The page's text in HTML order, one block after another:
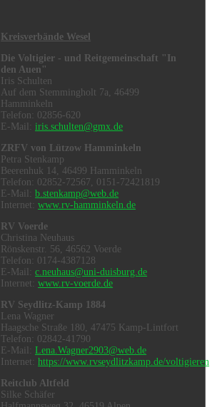
Kreisverbände Wesel
Die Voltigier - und Reitgemeinschaft "In
den Auen"
Iris Schulten
Auf dem Stemmingholt 7a, 46499
Hamminkeln
Telefon: 02856-620
E-Mail:iris.schulten@gmx.de
ZRFV von Lützow Hamminkeln
Petra Stenkamp
Beerenhuk 14, 46499 Hamminkeln
Telefon: 02852-72567, 0151-72421819
E-Mail:b.stenkamp@web.de
Internet:www.rv-hamminkeln.de
RV Voerde
Christina Neuhaus
Rönskenstr. 56, 46562 Voerde
Telefon: 0174-4387128
E-Mail:c.neuhaus@uni-duisburg.de
Internet:www.rv-voerde.de
RV Seydlitz-Kamp 1884
Lena Wagner
Haagsche Straße 180, 47475 Kamp-Lintfort
Telefon: 02842-41790
E-Mail:Lena.Wagner2903@web.de
Internet:https://www.rvseydlitzkamp.de/voltigieren
Reitclub Altfeld
Silke Schäfer